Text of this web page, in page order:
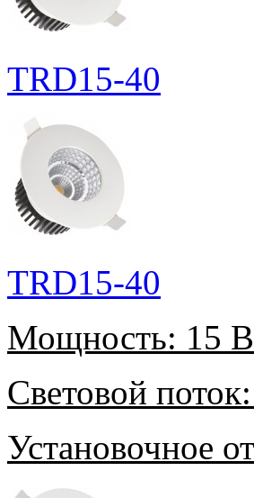
TRD15-40
TRD15-40
Мощность: 15
Световой поток:
Установочное